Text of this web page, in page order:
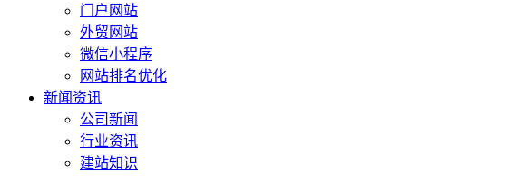
门户网站
外贸网站
微信小程序
网站排名优化
新闻资讯
公司新闻
行业资讯
建站知识